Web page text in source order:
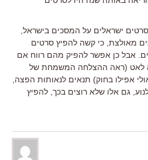
ישראלים על המסכים בישראל,
מאולצת, כי קשה להפיץ סרטים
אבל כן אפשר להפיק מהם רווח אם
לאט (ראה ההצלחה המשמחת של
אפילו בחוק) תנאים לנאותות הפצה,
גם אלו שלא רוצים בכך, להפיץ